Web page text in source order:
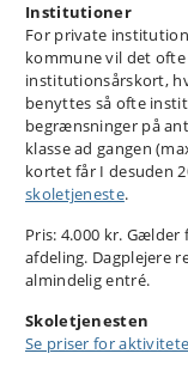
Institutioner
For private
kommune vil det
institutionsårskort,
benyttes så ofte
begrænsninger på
klasse ad gangen
kortet får I desuden
skoletjeneste.
Pris: 4.000 kr.
afdeling. Dagplejere
almindelig entré.
Skoletjenesten
Se priser for